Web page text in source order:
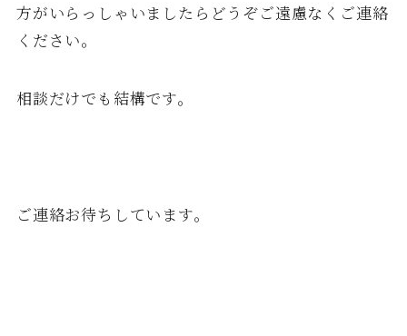
方がいらっしゃいましたらどうぞご遠慮なくご連絡
ください。
相談だけでも結構です。
ご連絡お待ちしています。